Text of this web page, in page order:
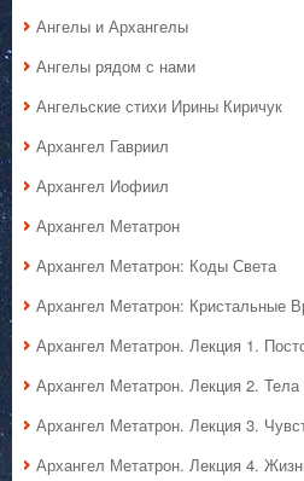
Ангелы и Архангелы
Ангелы рядом с нами
Ангельские стихи Ирины Киричук
Архангел Гавриил
Архангел Иофиил
Архангел Метатрон
Архангел Метатрон: Коды Света
Архангел Метатрон: Кристальные
Архангел Метатрон. Лекция 1.
Архангел Метатрон. Лекция 2. Тела
Архангел Метатрон. Лекция 3.
Архангел Метатрон. Лекция 4.